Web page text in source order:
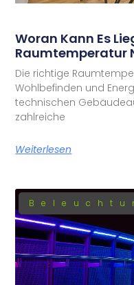
Woran Kann Es
Raumtemperatur
Die richtige
Wohlbefinden und
technischen
zahlreiche
Weiterlesen